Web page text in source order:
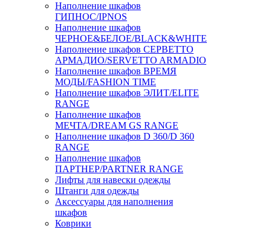
Наполнение шкафов
ГИПНОС/IPNOS
Наполнение шкафов
ЧЕРНОЕ&БЕЛОЕ/BLACK&WHITE
Наполнение шкафов СЕРВЕТТО
АРМАДИО/SERVETTO ARMADIO
Наполнение шкафов ВРЕМЯ
МОДЫ/FASHION TIME
Наполнение шкафов ЭЛИТ/ELITE
RANGE
Наполнение шкафов
МЕЧТА/DREAM GS RANGE
Наполнение шкафов D 360/D 360
RANGE
Наполнение шкафов
ПАРТНЕР/PARTNER RANGE
Лифты для навески одежды
Штанги для одежды
Аксессуары для наполнения
шкафов
Коврики